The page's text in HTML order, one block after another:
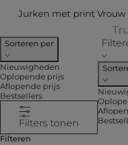
Jurken met print Vrouw
Sorteren per
Nieuwigheden
Oplopende prijs
Aflopende prijs
Bestsellers
Filters tonen
Filteren